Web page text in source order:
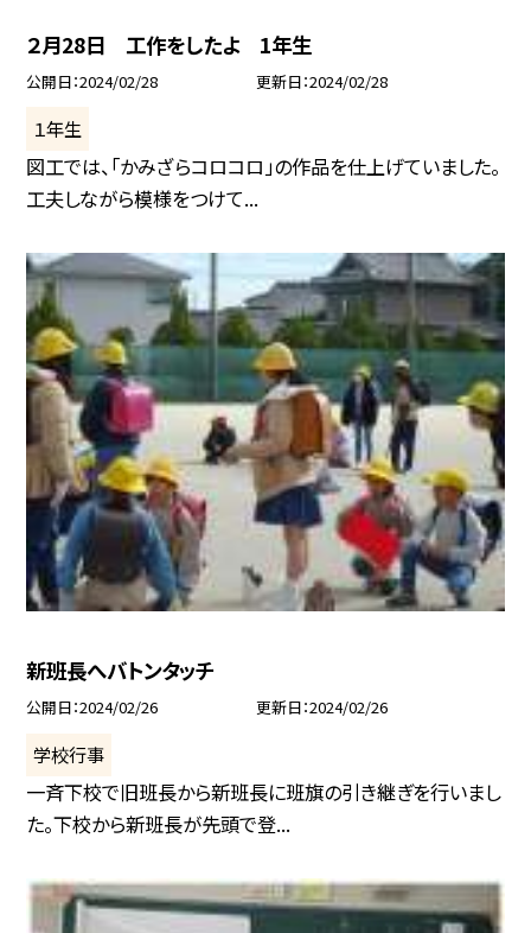
２月28日 工作をしたよ 1年生
公開日 2024/02/28 更新日 2024/02/28
１年生
図工では、「かみざらコロコロ」の作品を仕上げていました。
工夫しながら模様をつけて...
新班長へバトンタッチ
公開日 2024/02/26 更新日 2024/02/26
学校行事
一斉下校で旧班長から新班長に班旗の引き継ぎを行いまし
た。下校から新班長が先頭で登...